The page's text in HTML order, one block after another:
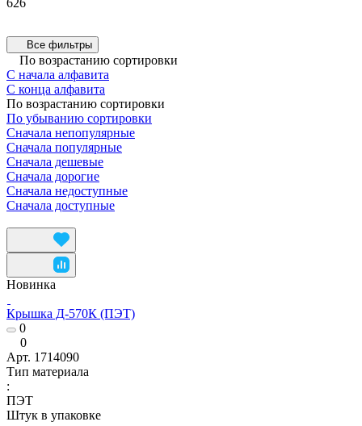
Все фильтры
По возрастанию сортировки
С начала алфавита
С конца алфавита
По возрастанию сортировки
По убыванию сортировки
Сначала непопулярные
Сначала популярные
Сначала дешевые
Сначала дорогие
Сначала недоступные
Сначала доступные
Новинка
Крышка Д-570К (ПЭТ)
0
0
Арт. 1714090
Тип материала
:
ПЭТ
Штук в упаковке